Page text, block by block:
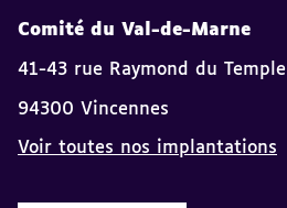
Comité du Val-de-Marne
41-43 rue Raymond du Temple
94300 Vincennes
Voir toutes nos implantations